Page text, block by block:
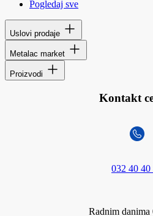
Pogledaj sve
Uslovi prodaje
Metalac market
Proizvodi
Kontakt
032 40 40
Radnim danima